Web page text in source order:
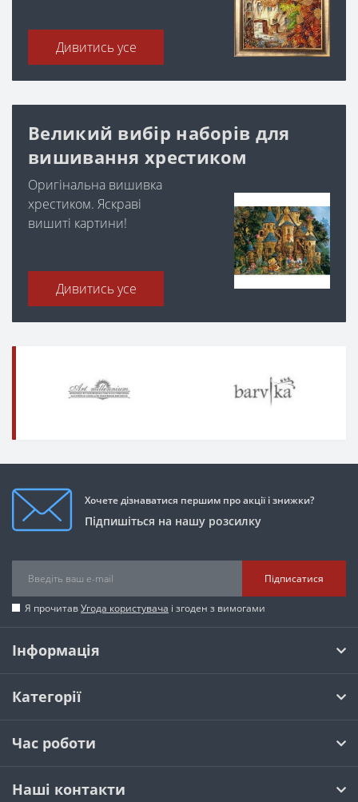
Дивитись усе
Великий вибір наборів для
вишивання хрестиком
Оригінальна вишивка
хрестиком. Яскраві
вишиті картини!
Дивитись усе
Хочете дізнаватися першим про акції і знижки?
Підпишіться на нашу розсилку
Підписатися
Я прочитавУгода користувача і згоден з вимогами
Інформація
Категорії
Час роботи
Наші контакти